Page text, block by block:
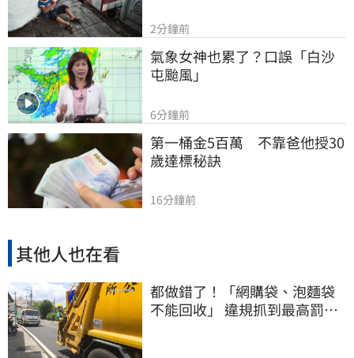
2分鐘前
氣象女神也累了？口誤「白沙
屯颱風」
6分鐘前
第一桶金5百萬　不靠爸他授30
歲達標秘訣
16分鐘前
其他人也在看
都做錯了！「網購袋、泡麵袋
不能回收」 違規抓到最高罰